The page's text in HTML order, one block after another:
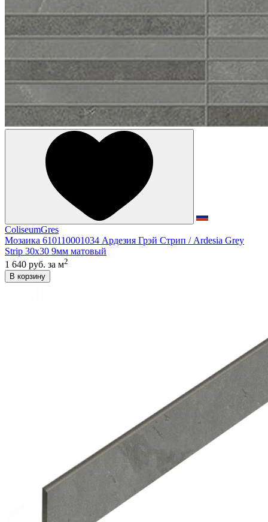
ColiseumGres
Мозаика 610110001034 Ардезия Грэй Стрип / Ardesia Grey
Strip 30x30 9мм матовый
1 640 руб. за м2
В корзину